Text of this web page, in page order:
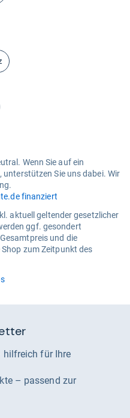
Wenn Sie auf ein
Sie uns dabei. Wir
finanziert
aktuell geltender gesetzlicher
ggf. gesondert
und die
zum Zeitpunkt des